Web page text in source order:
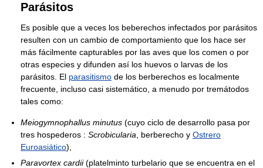
Parásitos
Es posible que a veces los beberechos infectados por parásitos
resulten con un cambio de comportamiento que los hace ser
más fácilmente capturables por las aves que los comen o por
otras especies y difunden así los huevos o larvas de los
parásitos. El parasitismo de los berberechos es localmente
frecuente, incluso casi sistemático, a menudo por tremátodos
tales como:
Meiogymnophallus minutus (cuyo ciclo de desarrollo pasa por
tres hospederos : Scrobicularia , berberecho y Ostrero
Euroasiático),
Paravortex cardii(platelminto turbelario que se encuentra en el